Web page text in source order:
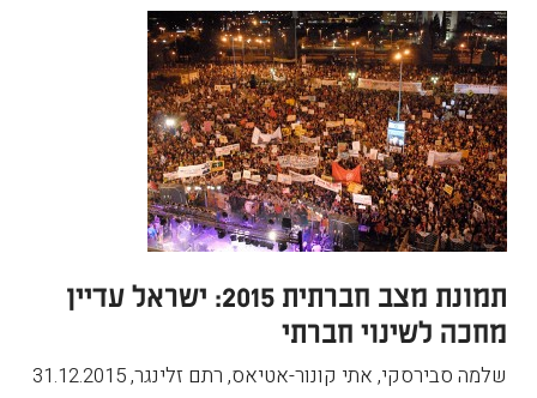
תמונת מצב חברתית 2015: ישראל עדיין
מחכה לשינוי חברתי
שלמה סבירסקי, אתי קונור-אטיאס, רתם זלינגר,
31.12.2015